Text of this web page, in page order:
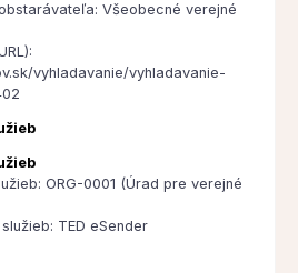
Všeobecné verejné
vyhladavanie/vyhladavanie-
ORG-0001 (Úrad pre verejné
TED eSender